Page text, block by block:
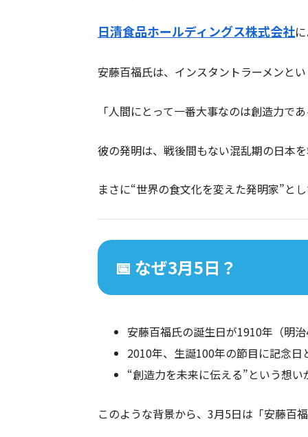
日清食品ホールディングス株式会社
安藤百福氏は、インスタントラーメンと
「人間にとって一番大事なのは創造力で
彼の発明は、戦後間もない混乱期の日本
まさに“世界の食文化を変えた発明家”と
📅 なぜ3月5日？
安藤百福氏の誕生日が1910年（明
2010年、生誕100年の節目に記念日
“創造力を未来に伝える”という想い
このような背景から、3月5日は「安藤百